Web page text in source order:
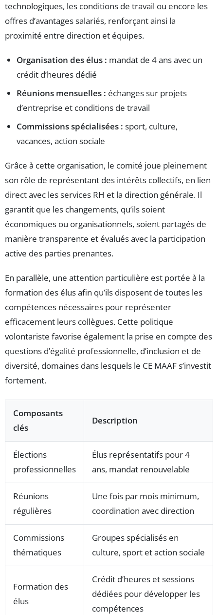
technologiques, les conditions de travail ou encore les
offres d’avantages salariés, renforçant ainsi la
proximité entre direction et équipes.
Organisation des élus : mandat de 4 ans avec un
crédit d’heures dédié
Réunions mensuelles : échanges sur projets
d’entreprise et conditions de travail
Commissions spécialisées : sport, culture,
vacances, action sociale
Grâce à cette organisation, le comité joue pleinement
son rôle de représentant des intérêts collectifs, en lien
direct avec les services RH et la direction générale. Il
garantit que les changements, qu’ils soient
économiques ou organisationnels, soient partagés de
manière transparente et évalués avec la participation
active des parties prenantes.
En parallèle, une attention particulière est portée à la
formation des élus afin qu’ils disposent de toutes les
compétences nécessaires pour représenter
efficacement leurs collègues. Cette politique
volontariste favorise également la prise en compte des
questions d’égalité professionnelle, d’inclusion et de
diversité, domaines dans lesquels le CE MAAF s’investit
fortement.
Composants
clés
Description
Élections
professionnelles
Élus représentatifs pour 4
ans, mandat renouvelable
Réunions
régulières
Une fois par mois minimum,
coordination avec direction
Commissions
thématiques
Groupes spécialisés en
culture, sport et action sociale
Formation des
élus
Crédit d’heures et sessions
dédiées pour développer les
compétences